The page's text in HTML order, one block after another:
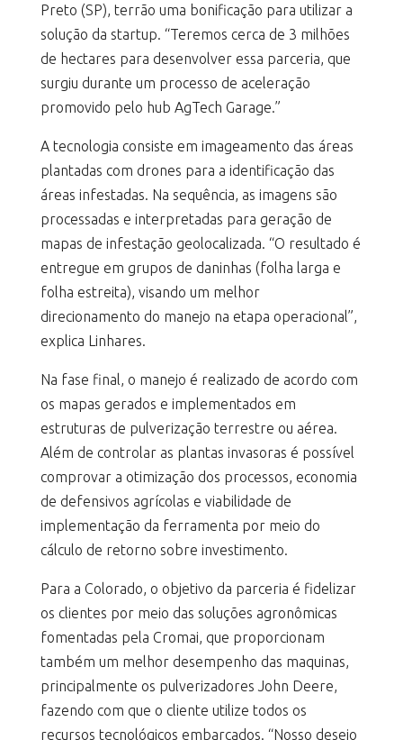
Preto (SP), terrão uma bonificação para utilizar a
solução da startup. “Teremos cerca de 3 milhões
de hectares para desenvolver essa parceria, que
surgiu durante um processo de aceleração
promovido pelo hub AgTech Garage.”
A tecnologia consiste em imageamento das áreas
plantadas com drones para a identificação das
áreas infestadas. Na sequência, as imagens são
processadas e interpretadas para geração de
mapas de infestação geolocalizada. “O resultado é
entregue em grupos de daninhas (folha larga e
folha estreita), visando um melhor
direcionamento do manejo na etapa operacional”,
explica Linhares.
Na fase final, o manejo é realizado de acordo com
os mapas gerados e implementados em
estruturas de pulverização terrestre ou aérea.
Além de controlar as plantas invasoras é possível
comprovar a otimização dos processos, economia
de defensivos agrícolas e viabilidade de
implementação da ferramenta por meio do
cálculo de retorno sobre investimento.
Para a Colorado, o objetivo da parceria é fidelizar
os clientes por meio das soluções agronômicas
fomentadas pela Cromai, que proporcionam
também um melhor desempenho das maquinas,
principalmente os pulverizadores John Deere,
fazendo com que o cliente utilize todos os
recursos tecnológicos embarcados. “Nosso desejo